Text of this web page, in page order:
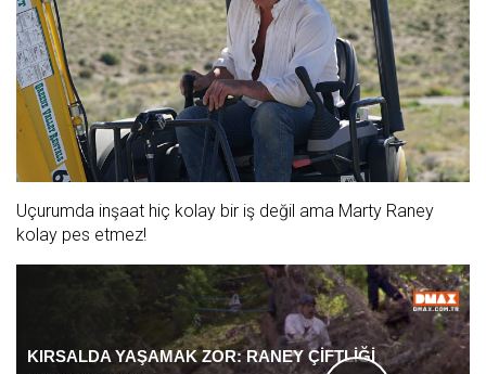
Uçurumda inşaat hiç kolay bir iş değil ama Marty Raney
kolay pes etmez!
KIRSALDA YAŞAMAK ZOR: RANEY ÇİFTLİĞİ